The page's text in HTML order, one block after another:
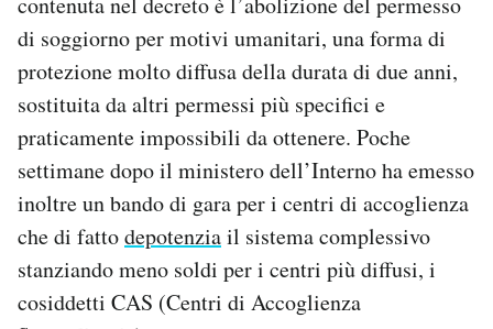
di soggiorno per motivi umanitari, una forma di
protezione molto diffusa della durata di due anni,
sostituita da altri permessi più specifici e
praticamente impossibili da ottenere. Poche
settimane dopo il ministero dell’Interno ha emesso
inoltre un bando di gara per i centri di accoglienza
che di fattodepotenziail sistema complessivo
stanziando meno soldi per i centri più diffusi, i
cosiddetti CAS (Centri di Accoglienza